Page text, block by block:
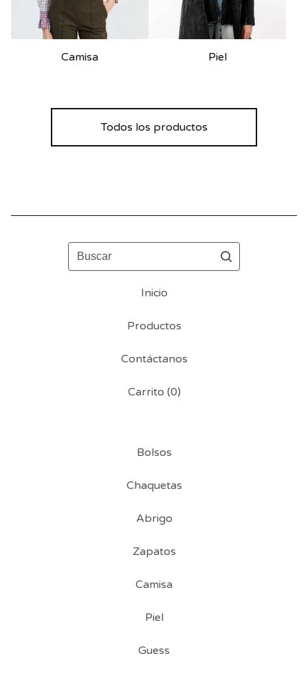
Camisa Piel
Todos los productos
Buscar
Inicio
Productos
Contáctanos
Carrito (0)
Bolsos
Chaquetas
Abrigo
Zapatos
Camisa
Piel
Guess